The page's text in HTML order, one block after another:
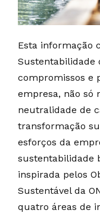
Esta informação
Sustentabilidade
compromissos e
empresa, não só
neutralidade de
transformação
esforços da
sustentabilidade
inspirada pelos
Sustentável da
quatro áreas de